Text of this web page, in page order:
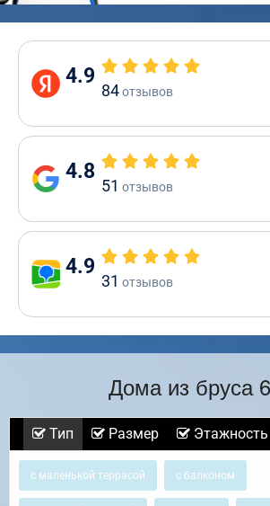
4.9
84отзывов
4.8
51 отзывов
4.9
31 отзывов
Дома из бруса
Тип Размер Этажность
с маленькой террасой с балконом